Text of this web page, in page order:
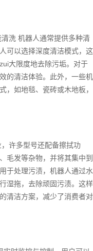
洗 机器人通常提供多种清
可以选择深度清洁模式，这
大限度地去除污垢。对于
的清洁体验。此外，一些机
，如地毯、瓷砖或木地板，
许多型号还配备擦拭功
毛发等杂物，并将其集中到
于处理污渍，机器人通过水
湿拖，去除顽固污渍。这样
清洁方案，减少了消费者对